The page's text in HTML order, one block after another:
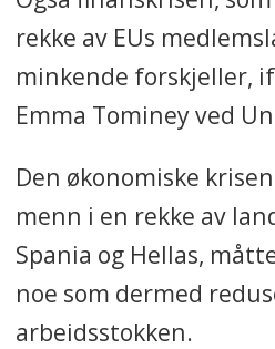
rekke av EUs
minkende forskjeller,
Emma Tominey ved
Den økonomiske
menn i en rekke av
Spania og Hellas,
noe som dermed
arbeidsstokken.